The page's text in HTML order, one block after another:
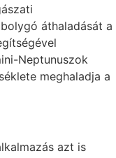
áthaladását a
Neptunuszok
meghaladja a
azt is